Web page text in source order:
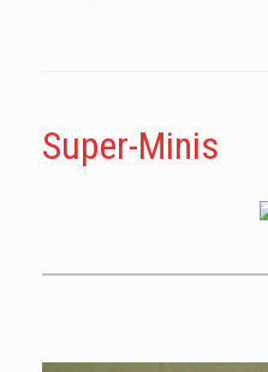
Super-Minis